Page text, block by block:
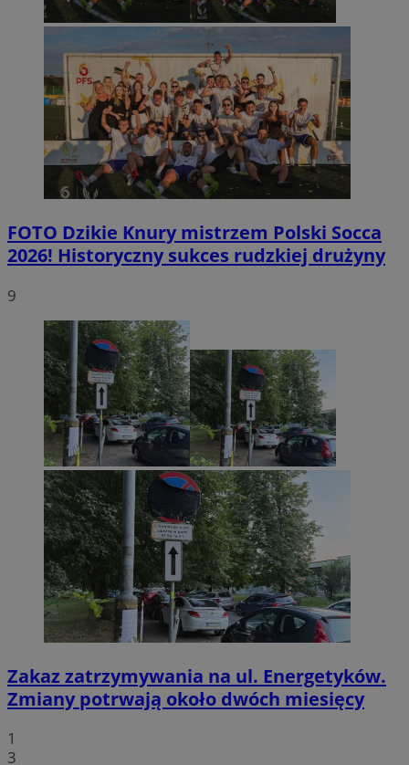
FOTO Dzikie Knury mistrzem Polski Socca
2026! Historyczny sukces rudzkiej drużyny
9
Zakaz zatrzymywania na ul. Energetyków.
Zmiany potrwają około dwóch miesięcy
1
3